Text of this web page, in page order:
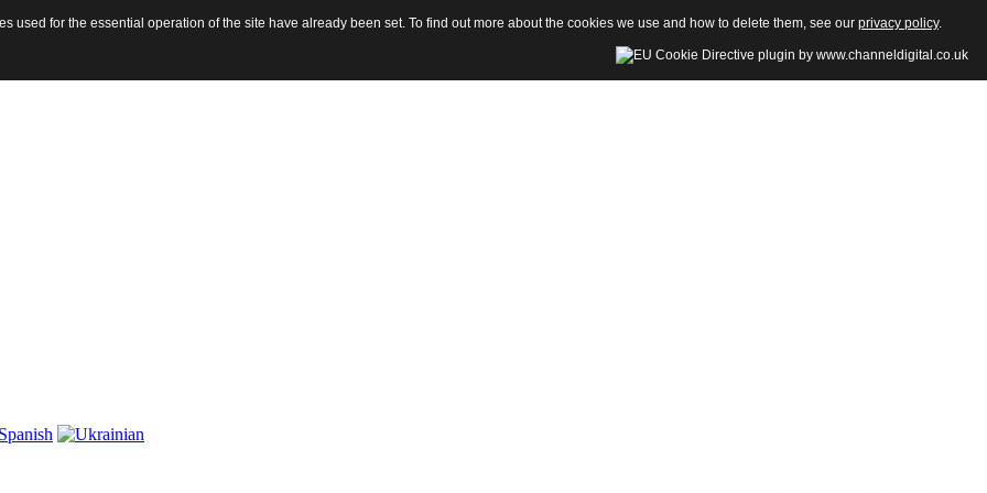
for the essential operation of the site have already been set. To find out more about the cookies we use and how to delete them, see our privacy policy.